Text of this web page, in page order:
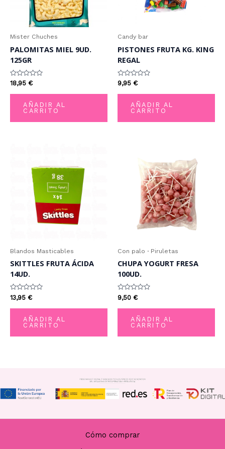
Mister Chuches
PALOMITAS MIEL 9UD.
125GR
Valorado
con
0
18,95 €
AÑADIR AL
CARRITO
Candy bar
PISTONES FRUTA KG. KING
REGAL
Valorado
con
0
9,95 €
AÑADIR AL
CARRITO
Blandos Masticables
SKITTLES FRUTA ÁCIDA
14UD.
Valorado
con
0
13,95 €
AÑADIR AL
CARRITO
Con palo · Piruletas
CHUPA YOGURT FRESA
100UD.
Valorado
con
0
9,50 €
AÑADIR AL
CARRITO
Cómo comprar